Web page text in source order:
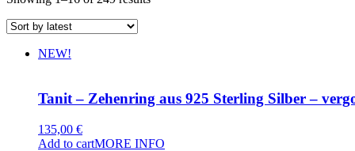
NEW!
Tanit – Zehenring aus 925 Sterling Silber –
135,00 €
Add to cartMORE INFO